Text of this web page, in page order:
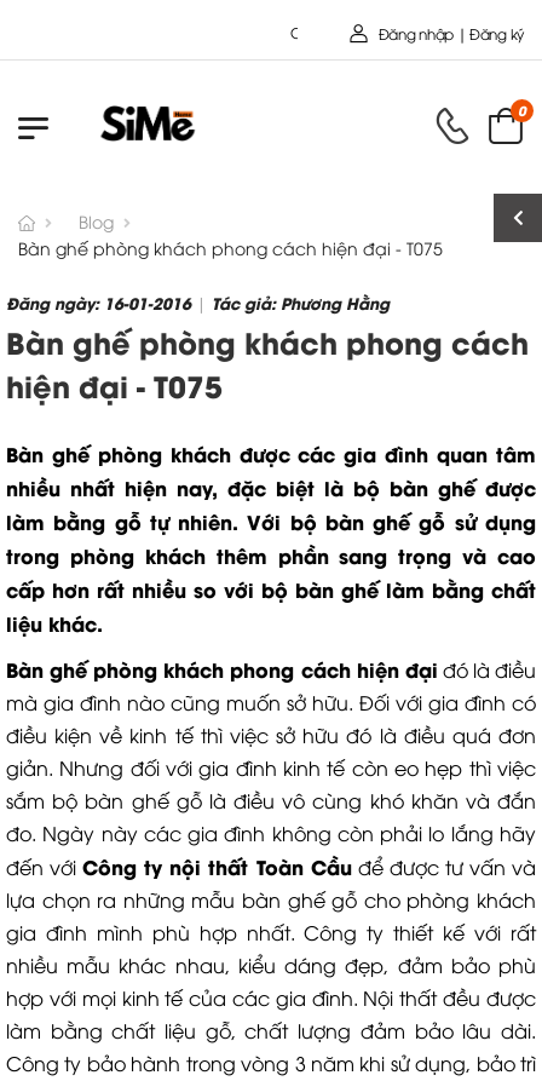
Chào mừng bạn đến với Nội Thất Toàn
Đăng nhập | Đăng ký
0
Blog
Bàn ghế phòng khách phong cách hiện đại - T075
Đăng ngày: 16-01-2016| Tác giả: Phương Hằng
Bàn ghế phòng khách phong cách
hiện đại - T075
Bàn ghế phòng khách được các gia đình quan tâm
nhiều nhất hiện nay, đặc biệt là bộ bàn ghế được
làm bằng gỗ tự nhiên. Với bộ bàn ghế gỗ sử dụng
trong phòng khách thêm phần sang trọng và cao
cấp hơn rất nhiều so với bộ bàn ghế làm bằng chất
liệu khác.
Bàn ghế phòng khách phong cách hiện đại đó là điều
mà gia đình nào cũng muốn sở hữu. Đối với gia đình có
điều kiện về kinh tế thì việc sở hữu đó là điều quá đơn
giản. Nhưng đối với gia đình kinh tế còn eo hẹp thì việc
sắm bộ bàn ghế gỗ là điều vô cùng khó khăn và đắn
đo. Ngày này các gia đình không còn phải lo lắng hãy
đến vớiCông ty nội thất Toàn Cầuđể được tư vấn và
lựa chọn ra những mẫu bàn ghế gỗ cho phòng khách
gia đình mình phù hợp nhất. Công ty thiết kế với rất
nhiều mẫu khác nhau, kiểu dáng đẹp, đảm bảo phù
hợp với mọi kinh tế của các gia đình. Nội thất đều được
làm bằng chất liệu gỗ, chất lượng đảm bảo lâu dài.
Công ty bảo hành trong vòng 3 năm khi sử dụng, bảo trì